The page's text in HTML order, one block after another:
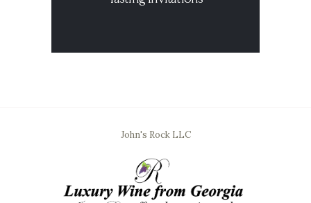
John's Rock LLC